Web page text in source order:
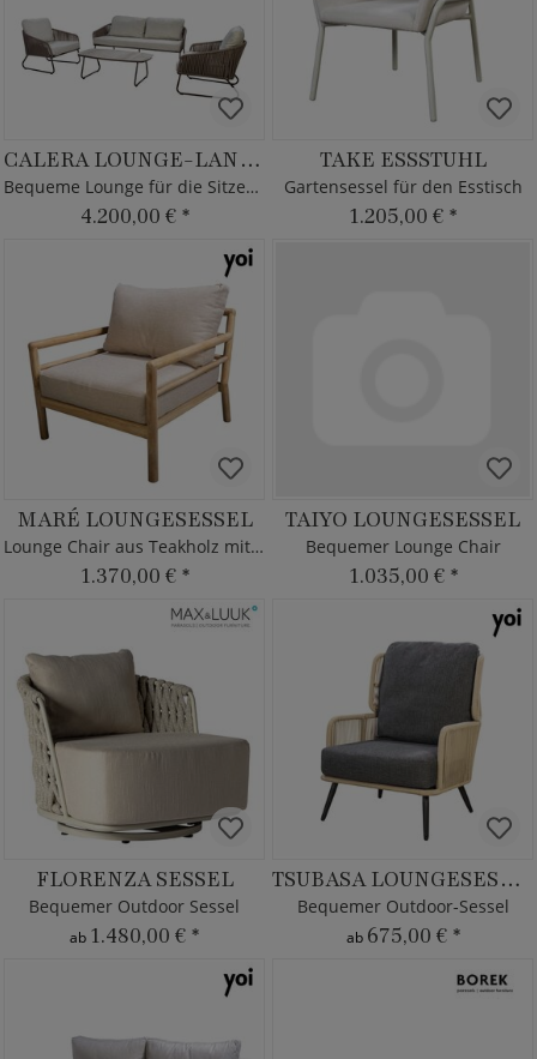
CALERA LOUNGE-LANDSCHAFT
Bequeme Lounge für die Sitzecke
4.200,00 € *
TAKE ESSSTUHL
Gartensessel für den Esstisch
1.205,00 € *
MARÉ LOUNGESESSEL
Lounge Chair aus Teakholz mit Kissen
1.370,00 € *
TAIYO LOUNGESESSEL
Bequemer Lounge Chair
1.035,00 € *
FLORENZA SESSEL
Bequemer Outdoor Sessel
ab 1.480,00 € *
TSUBASA LOUNGESESSEL
Bequemer Outdoor-Sessel
ab 675,00 € *